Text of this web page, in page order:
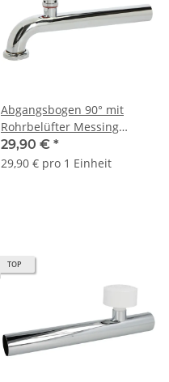
Abgangsbogen 90° mit
Rohrbelüfter Messing
verchromt 32 x 250 mm mit
Bördelrand
29,90 € *
29,90 € pro 1 Einheit
TOP